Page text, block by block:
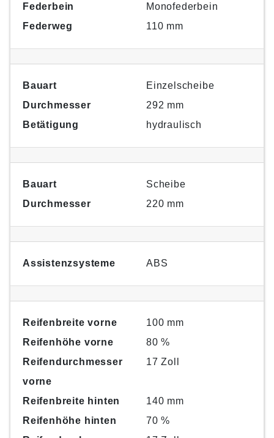
Federbein
Monofederbein
Federweg
110 mm
Bauart
Einzelscheibe
Durchmesser
292 mm
Betätigung
hydraulisch
Bauart
Scheibe
Durchmesser
220 mm
Assistenzsysteme ABS
Reifenbreite vorne
100 mm
Reifenhöhe vorne
80 %
Reifendurchmesser
vorne
17 Zoll
Reifenbreite hinten
140 mm
Reifenhöhe hinten
70 %